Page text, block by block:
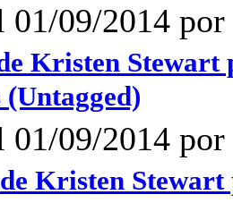
01/09/2014
Kristen
(Untagged)
01/09/2014
Kristen